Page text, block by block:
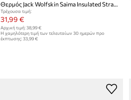
Θερμός Jack Wolfskin Saima Insulated Straw 950 ml
Τρέχουσα τιμή:
31,99 €
Αρχική τιμή: 38,99 €
Η χαμηλότερη τιμή των τελευταίων 30 ημερών προ
έκπτωσης: 33,99 €